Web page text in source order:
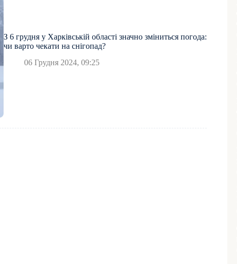
З 6 грудня у Харківській області значно зміниться погода:
чи варто чекати на снігопад?
06 Грудня 2024, 09:25